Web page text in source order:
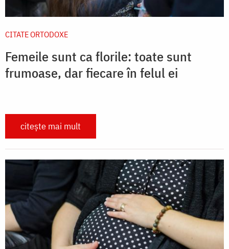
CITATE ORTODOXE
Femeile sunt ca florile: toate sunt
frumoase, dar fiecare în felul ei
citește mai mult